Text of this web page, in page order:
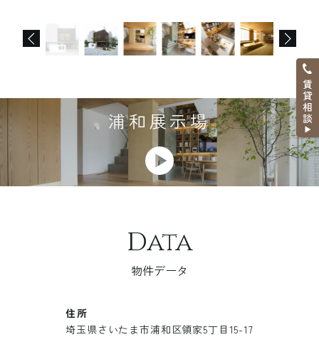
浦和展示場
Data
物件データ
住所
埼玉県さいたま市浦和区領家5丁目15-17